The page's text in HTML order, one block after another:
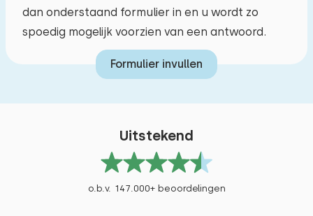
dan onderstaand formulier in en u wordt zo
spoedig mogelijk voorzien van een antwoord.
Formulier invullen
Uitstekend
o.b.v. 147.000+ beoordelingen